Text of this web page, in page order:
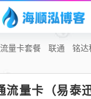
流量卡套餐 联通
铭达
流量卡（易泰